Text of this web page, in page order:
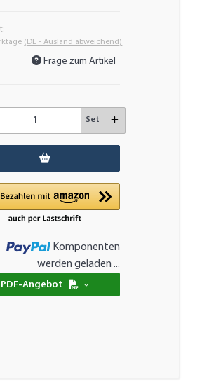
(DE - Ausland abweichend)
Frage zum Artikel
Set
Komponenten
werden geladen ...
PDF-Angebot